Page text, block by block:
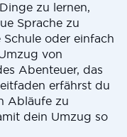
zu lernen,
Sprache zu
oder einfach
von
Abenteuer, das
erfährst du
Abläufe zu
dein Umzug so